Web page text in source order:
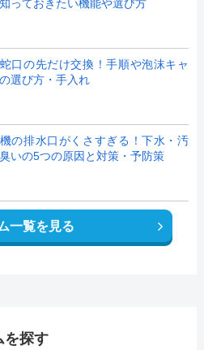
っておきたい機能や選び方
口の先だけ交換！手順や泡沫キャ
選び方・手入れ
の排水口がくさすぎる！下水・汚
いの5つの原因と対策・予防策
一覧を見る
を探す